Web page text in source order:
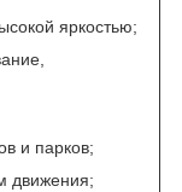
яркостью;
и парков;
движения;